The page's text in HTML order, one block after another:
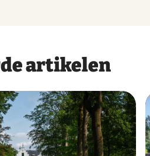
artikelen